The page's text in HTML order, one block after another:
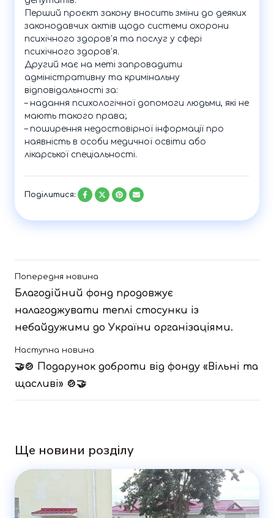
Перший проєкт закону вносить зміни до деяких
законодавчих актів щодо системи охорони
психічного здоров’я та послуг у сфері
психічного здоров’я.
Другий має на меті запровадити
адміністративну та кримінальну
відповідальності за:
– надання психологічної допомоги людьми, які не
мають такого права;
– поширення недостовірної інформації про
наявність в особи медичної освіти або
лікарської спеціальності.
Поділитися:
Попередня новина
Благодійний фонд продовжує
налагоджувати теплі стосунки із
небайдужими до України організаціями.
Наступна новина
🤝🍲 Подарунок доброти від фонду «Вільні та
щасливі» 🍲🤝
Ще новини розділу